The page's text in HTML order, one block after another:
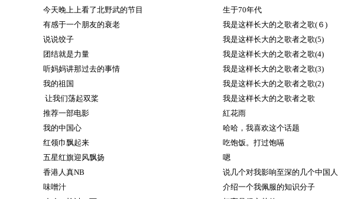
今天晚上上看了北野武的节目
有感于一个朋友的衰老
说说饺子
团结就是力量
听妈妈讲那过去的事情
我的祖国
让我们荡起双桨
推荐一部电影
我的中国心
红领巾飘起来
五星红旗迎风飘扬
香港人真NB
味噌汁
生于70年代
我是这样长大的之歌者之歌(６)
我是这样长大的之歌者之歌(5)
我是这样长大的之歌者之歌(4)
我是这样长大的之歌者之歌(3)
我是这样长大的之歌者之歌(2)
我是这样长大的之歌者之歌
紅花雨
哈哈，我喜欢这个话题
吃饱饭。打过饱嗝
嗯
说几个对我影响至深的几个中国人
介绍一个我佩服的知识分子